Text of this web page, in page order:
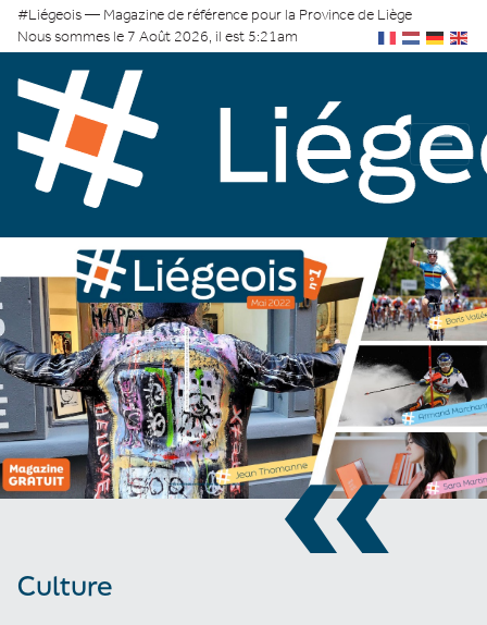
#Liégeois — Magazine de référence pour la Province de Liège
Nous sommes le 7 Août 2026, il est 5:21am
«
Culture